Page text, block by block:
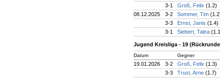
3-1
Groß, Felix (1.2)
08.12.2025
3-2 Sommer, Tim
3-3
Ernst, Janis (1.4)
3-1
Siebert, Talea
Jugend Kreisliga - 19
Datum Gegner
19.01.2026 3-2 Groß, Felix (1.3)
3-3
Trust, Arne (1.7)